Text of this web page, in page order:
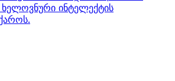
ინტელექტის